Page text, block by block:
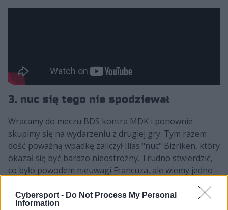
Cybersport - Do Not Process My Personal
Information
3. nuc się tego nie spodziewał
Wracamy do meczu BDS kontra MDK i ponownie
skupimy się na wydarzeniu z drugiej gry. Tym razem
dość poważną wpadkę zaliczył Ilias "nuc" Bizriken, który
okazał się być bardzo nieostrożny. Trudno stwierdzić,
co było powodem nieuwagi Francuza, ale wiemy jedno –
Wszystko miało miejsce na górnej alejce w 18. minucie.